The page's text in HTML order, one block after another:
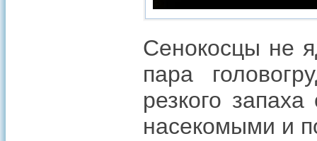
Сенокосцы не
пара
резкого
насекомыми и